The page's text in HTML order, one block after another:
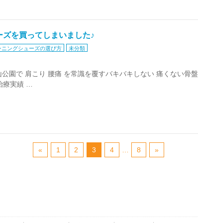
ズを買ってしまいました♪
ニングシューズの選び方 未分類
園で 肩こり 腰痛 を常識を覆すバキバキしない 痛くない骨盤
療実績 …
« 1 2 3 4 8 »